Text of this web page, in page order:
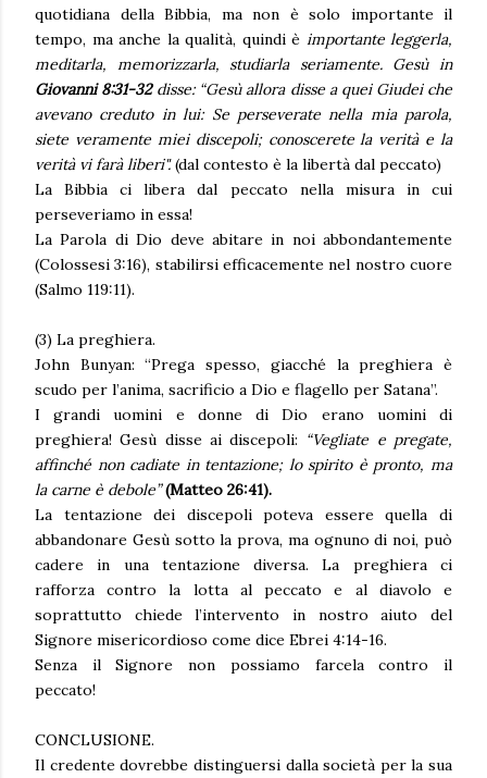
quotidiana della Bibbia, ma non è solo importante il
tempo, ma anche la qualità, quindi è importante leggerla,
meditarla, memorizzarla, studiarla seriamente. Gesù in
Giovanni 8:31-32disse: “Gesù allora disse a quei Giudei che
avevano creduto in lui: Se perseverate nella mia parola,
siete veramente miei discepoli; conoscerete la verità e la
verità vi farà liberi".(dal contesto è la libertà dal peccato)
La Bibbia ci libera dal peccato nella misura in cui
perseveriamo in essa!
La Parola di Dio deve abitare in noi abbondantemente
(Colossesi 3:16), stabilirsi efficacemente nel nostro cuore
(Salmo 119:11).
(3) La preghiera.
John Bunyan: “Prega spesso, giacché la preghiera è
scudo per l’anima, sacrificio a Dio e flagello per Satana”.
I grandi uomini e donne di Dio erano uomini di
preghiera! Gesù disse ai discepoli: “Vegliate e pregate,
affinché non cadiate in tentazione; lo spirito è pronto, ma
la carne è debole” (Matteo 26:41).
La tentazione dei discepoli poteva essere quella di
abbandonare Gesù sotto la prova, ma ognuno di noi, può
cadere in una tentazione diversa. La preghiera ci
rafforza contro la lotta al peccato e al diavolo e
soprattutto chiede l’intervento in nostro aiuto del
Signore misericordioso come dice Ebrei 4:14-16.
Senza il Signore non possiamo farcela contro il
peccato!
CONCLUSIONE.
Il credente dovrebbe distinguersi dalla società per la sua